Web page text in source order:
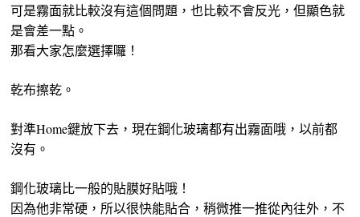
可是霧面就比較沒有這個問題，也比較不會反光，但顯色就
是會差一點。
那看大家怎麼選擇囉！
乾布擦乾。
對準Home鍵放下去，現在鋼化玻璃都有出霧面哦，以前都
沒有。
鋼化玻璃比一般的貼膜好貼哦！
因為他非常硬，所以很快能貼合，稍微推一推從內往外，不